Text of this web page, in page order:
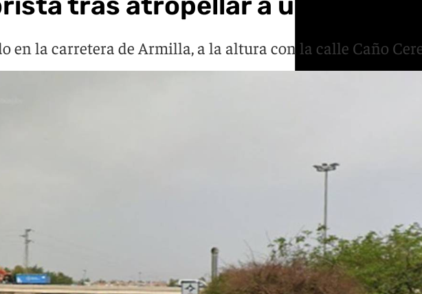
en la carretera de Armilla, a la altura con la calle Caño